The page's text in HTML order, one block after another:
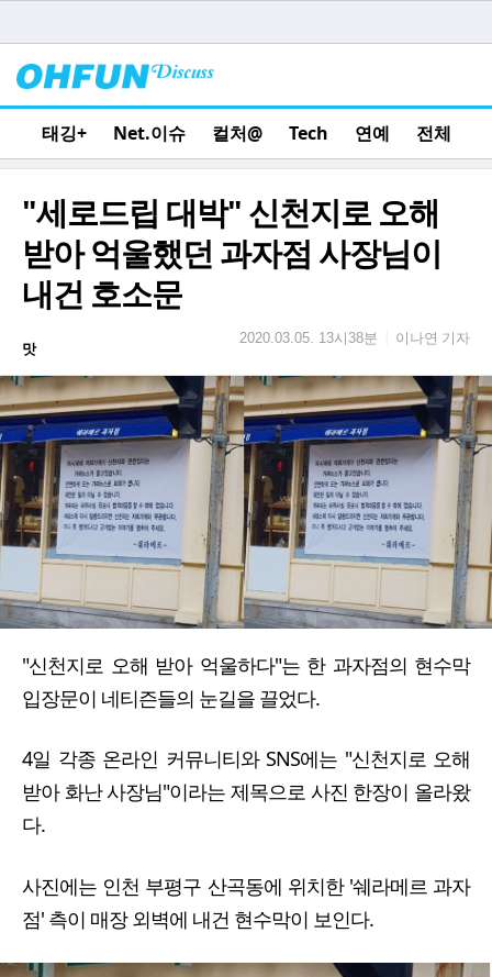
태깅+ Net.이슈 컬처@ Tech 연예 전체
"세로드립 대박" 신천지로 오해
받아 억울했던 과자점 사장님이
내건 호소문
맛
2020.03.05. 13시38분 이나연 기자
"신천지로 오해 받아 억울하다"는 한 과자점의 현수막
입장문이 네티즌들의 눈길을 끌었다.
4일 각종 온라인 커뮤니티와 SNS에는 "신천지로 오해
받아 화난 사장님"이라는 제목으로 사진 한장이 올라왔
다.
사진에는 인천 부평구 산곡동에 위치한 '쉐라메르 과자
점' 측이 매장 외벽에 내건 현수막이 보인다.